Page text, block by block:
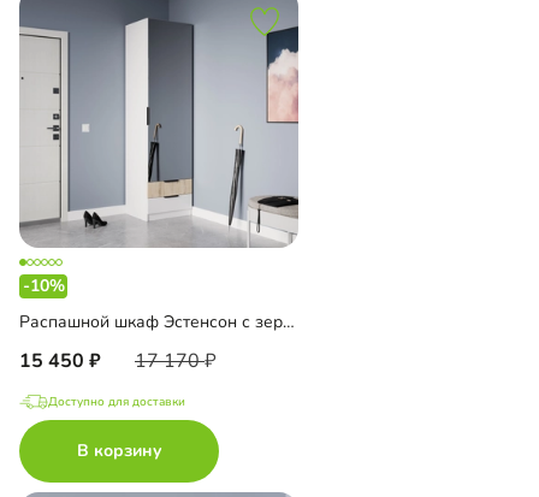
-10%
Распашной шкаф Эстенсон с зеркалом
15 450 17 170
Доступно для доставки
В корзину